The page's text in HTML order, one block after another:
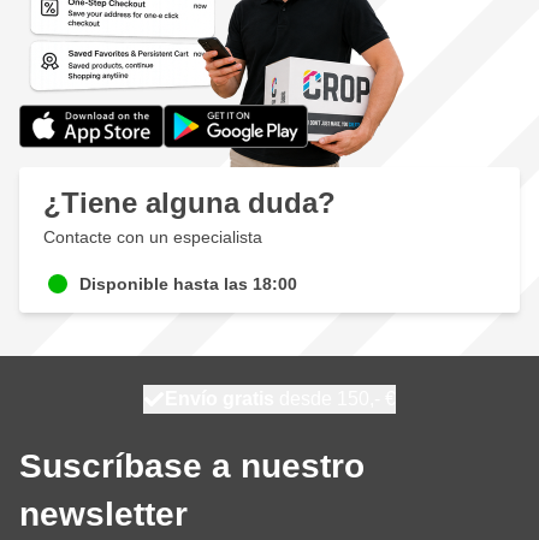
¿Tiene alguna duda?
Contacte con un especialista
Disponible hasta las 18:00
Suscríbase a nuestro
newsletter